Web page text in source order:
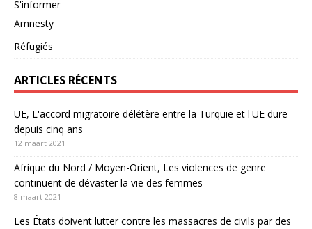
S'informer
Amnesty
Réfugiés
ARTICLES RÉCENTS
UE, L'accord migratoire délétère entre la Turquie et l'UE dure
depuis cinq ans
12 maart 2021
Afrique du Nord / Moyen-Orient, Les violences de genre
continuent de dévaster la vie des femmes
8 maart 2021
Les États doivent lutter contre les massacres de civils par des